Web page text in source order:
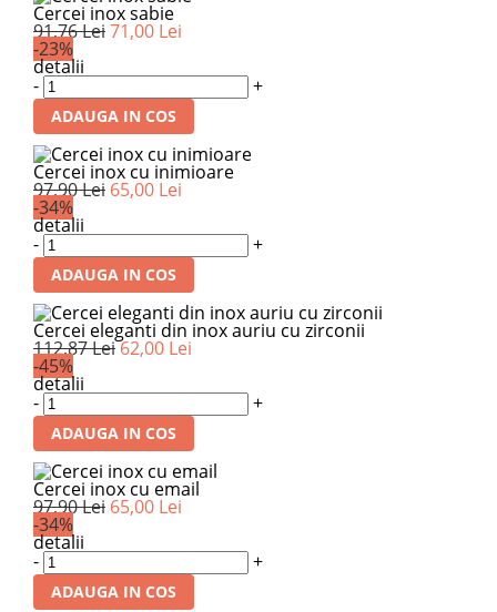
Cercei inox sabie
91,76 Lei71,00 Lei
-23%
detalii
- +
ADAUGA IN COS
Cercei inox cu inimioare
97,90 Lei 65,00 Lei
-34%
detalii
- +
ADAUGA IN COS
Cercei eleganti din inox auriu cu zirconii
112,87 Lei62,00 Lei
-45%
detalii
- +
ADAUGA IN COS
Cercei inox cu email
97,90 Lei 65,00 Lei
-34%
detalii
- +
ADAUGA IN COS